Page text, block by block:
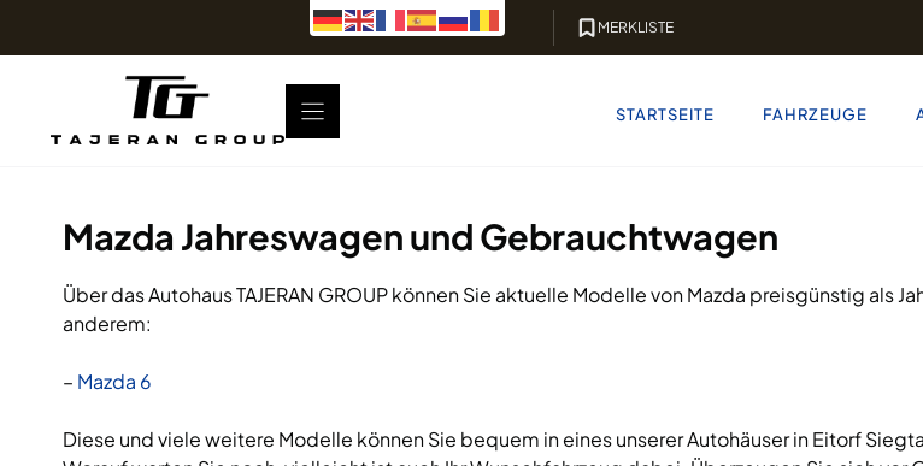
MERKLISTE
STARTSEITE FAHRZEUGE
Mazda Jahreswagen und Gebrauchtwagen
Über das Autohaus TAJERAN GROUP können Sie aktuelle Modelle von Mazda preisgünstig
anderem:
– Mazda 6
Diese und viele weitere Modelle können Sie bequem in eines unserer Autohäuser in Eitorf